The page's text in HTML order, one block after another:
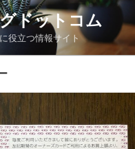
ドットコム
役立つ情報サイト